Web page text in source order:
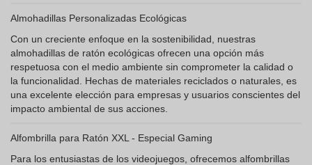
Almohadillas Personalizadas Ecológicas
Con un creciente enfoque en la sostenibilidad, nuestras
almohadillas de ratón ecológicas ofrecen una opción más
respetuosa con el medio ambiente sin comprometer la calidad o
la funcionalidad. Hechas de materiales reciclados o naturales, es
una excelente elección para empresas y usuarios conscientes del
impacto ambiental de sus acciones.
Alfombrilla para Ratón XXL - Especial Gaming
Para los entusiastas de los videojuegos, ofrecemos alfombrillas